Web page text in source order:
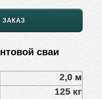
ЗАКАЗ
сваи
2,0 м
125 кг